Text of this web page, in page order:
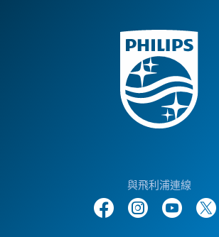
與飛利浦連線